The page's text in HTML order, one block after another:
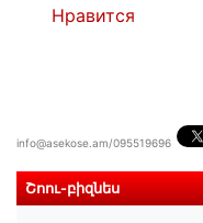
Нравится
info@asekose.am/095519696
Շոու-բիզնես